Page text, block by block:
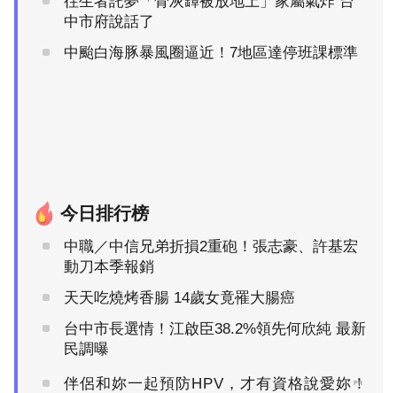
中市府說話了
中颱白海豚暴風圈逼近！7地區達停班課標準
今日排行榜
中職／中信兄弟折損2重砲！張志豪、許基宏
動刀本季報銷
天天吃燒烤香腸 14歲女竟罹大腸癌
台中市長選情！江啟臣38.2%領先何欣純 最新
民調曝
伴侶和妳一起預防HPV，才有資格說愛妳！
PR